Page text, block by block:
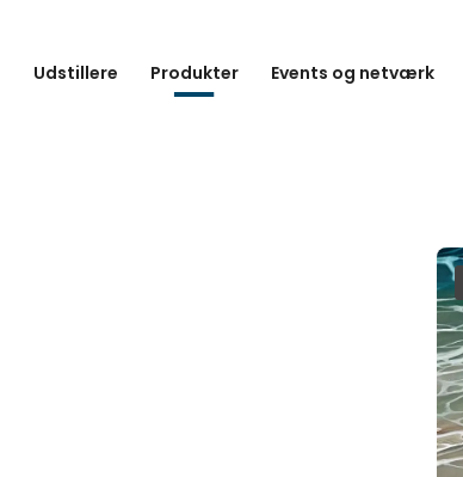
Udstillere Produkter Events og netværk